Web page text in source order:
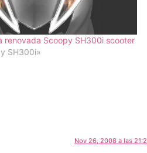
renovada Scoopy SH300i scooter
SH300i»
Nov 26, 2008 a las